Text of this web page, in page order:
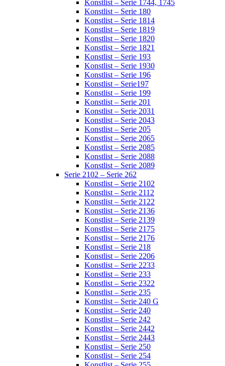
Konstlist – Serie 1744, 1745
Konstlist – Serie 180
Konstlist – Serie 1814
Konstlist – Serie 1819
Konstlist – Serie 1820
Konstlist – Serie 1821
Konstlist – Serie 193
Konstlist – Serie 1930
Konstlist – Serie 196
Konstlist – Serie197
Konstlist – Serie 199
Konstlist – Serie 201
Konstlist – Serie 2031
Konstlist – Serie 2043
Konstlist – Serie 205
Konstlist – Serie 2065
Konstlist – Serie 2085
Konstlist – Serie 2088
Konstlist – Serie 2089
Serie 2102 – Serie 262
Konstlist – Serie 2102
Konstlist – Serie 2112
Konstlist – Serie 2122
Konstlist – Serie 2136
Konstlist – Serie 2139
Konstlist – Serie 2175
Konstlist – Serie 2176
Konstlist – Serie 218
Konstlist – Serie 2206
Konstlist – Serie 2233
Konstlist – Serie 233
Konstlist – Serie 2322
Konstlist – Serie 235
Konstlist – Serie 240 G
Konstlist – Serie 240
Konstlist – Serie 242
Konstlist – Serie 2442
Konstlist – Serie 2443
Konstlist – Serie 250
Konstlist – Serie 254